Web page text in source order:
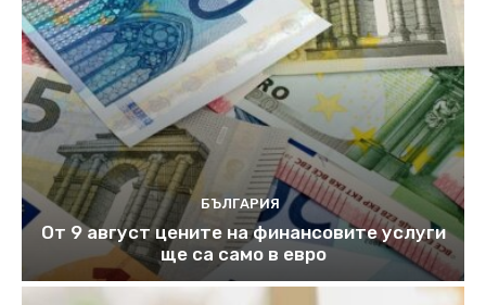
БЪЛГАРИЯ
От 9 август цените на финансовите услуги
ще са само в евро